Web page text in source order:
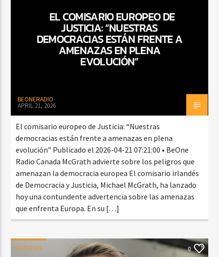
CURRENT SHOW
FIESTA DJ MIX
12:00 AM
EL COMISARIO EUROPEO DE
JUSTICIA: “NUESTRAS
DEMOCRACIAS ESTÁN FRENTE A
AMENAZAS EN PLENA
EVOLUCIÓN”
BEONERADIO
APRIL 21, 2026
El comisario europeo de Justicia: “Nuestras
democracias están frente a amenazas en plena
evolución” Publicado el 2026-04-21 07:21:00 • BeOne
Radio Canada McGrath advierte sobre los peligros que
amenazan la democracia europea El comisario irlandés
de Democracia y Justicia, Michael McGrath, ha lanzado
hoy una contundente advertencia sobre las amenazas
que enfrenta Europa. En su […]
NOTICIAS 0